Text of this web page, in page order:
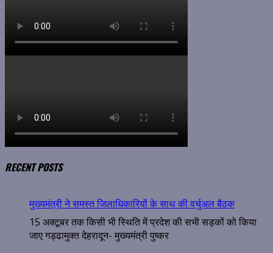
RECENT POSTS
मुख्यमंत्री ने समस्त जिलाधिकारियों के साथ की वर्चुअल बैठक
15 अक्टूबर तक किसी भी स्थिति में प्रदेश की सभी सड़कों को किया
जाए गड्ढामुक्त देहरादून- मुख्यमंत्री पुष्कर